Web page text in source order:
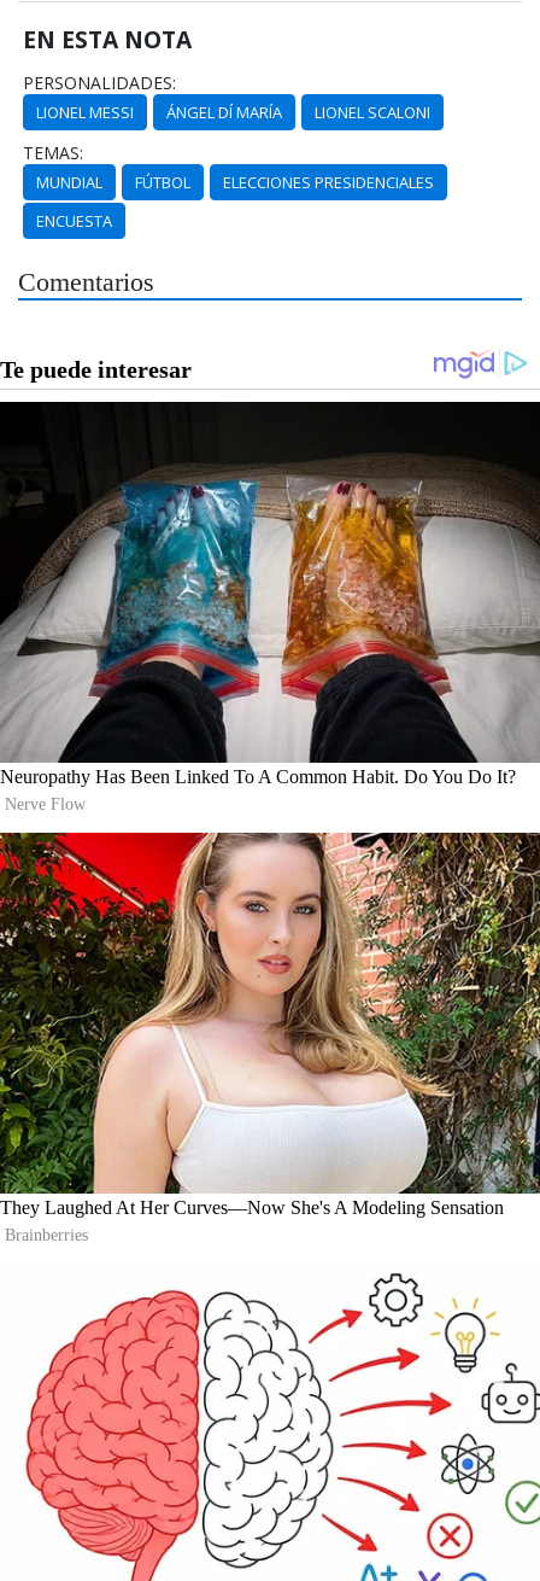
EN ESTA NOTA
PERSONALIDADES:
LIONEL MESSI ÁNGEL DÍ MARÍA LIONEL SCALONI
TEMAS:
MUNDIAL FÚTBOL
ELECCIONES PRESIDENCIALES
ENCUESTA
Comentarios